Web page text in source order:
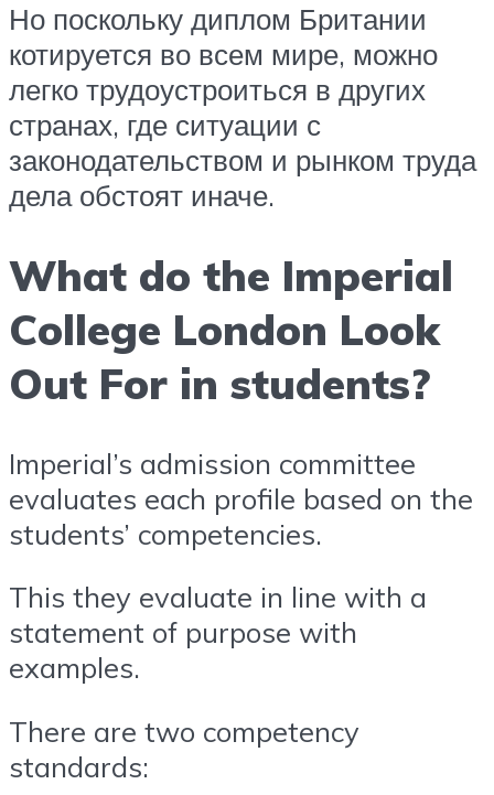
Но поскольку диплом Британии
котируется во всем мире, можно
легко трудоустроиться в других
странах, где ситуации с
законодательством и рынком труда
дела обстоят иначе.
What do the Imperial
College London Look
Out For in students?
Imperial’s admission committee
evaluates each profile based on the
students’ competencies.
This they evaluate in line with a
statement of purpose with
examples.
There are two competency
standards: